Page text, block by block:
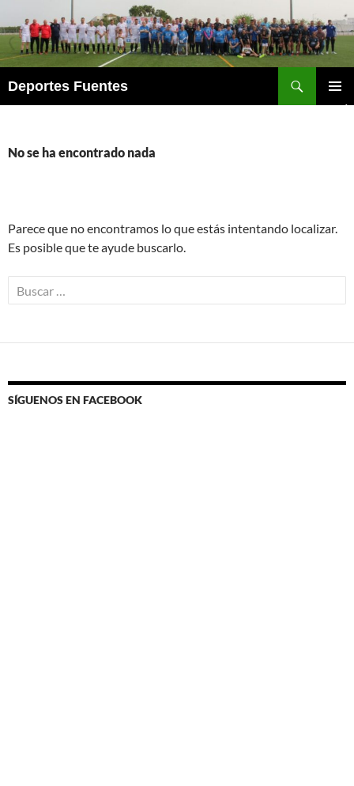
al
contenido
Deportes Fuentes
No se ha encontrado nada
Parece que no encontramos lo que estás intentando localizar.
Es posible que te ayude buscarlo.
Buscar:
SÍGUENOS EN FACEBOOK